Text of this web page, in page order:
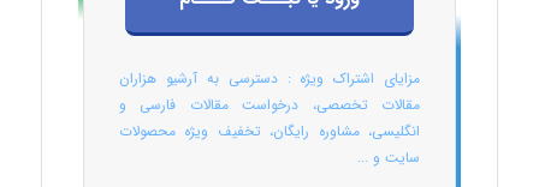
مزایای اشتراک ویژه : دسترسی به آرشیو هزاران
مقالات تخصصی، درخواست مقالات فارسی و
انگلیسی، مشاوره رایگان، تخفیف ویژه محصولات
سایت و ...